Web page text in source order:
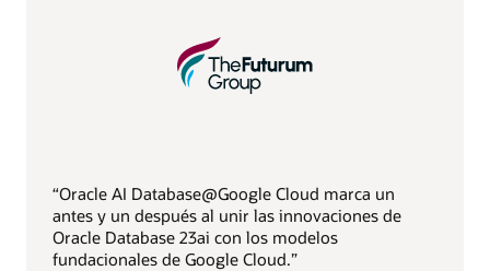
“Oracle AI Database@Google Cloud marca un
antes y un después al unir las innovaciones de
Oracle Database 23ai con los modelos
fundacionales de Google Cloud.”